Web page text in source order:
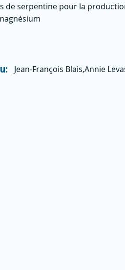
de serpentine pour la
Jean-François Blais,Annie